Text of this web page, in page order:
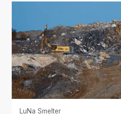
LuNa Smelter